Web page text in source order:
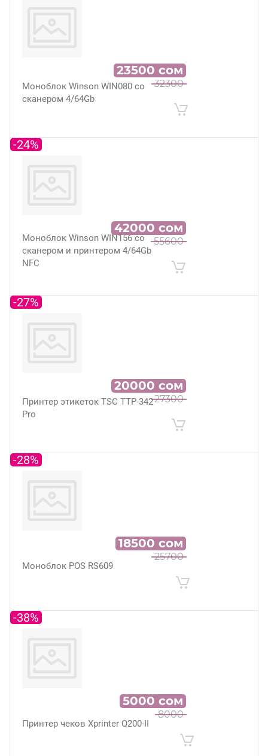
Моноблок Winson WIN080 со
сканером 4/64Gb
32300
23500 сом
Моноблок Winson WIN156 со
сканером и принтером 4/64Gb
NFC
-24%
55600
42000 сом
Принтер этикеток TSC TTP-342
Pro
-27%
27300
20000 сом
Моноблок POS RS609
-28%
25700
18500 сом
Принтер чеков Xprinter Q200-II
-38%
8000
5000 сом